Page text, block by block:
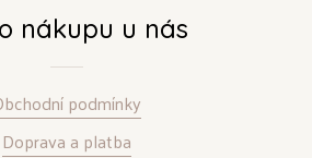
nákupu u nás
podmínky
Doprava a platba